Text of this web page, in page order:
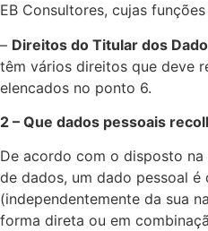
EB Consultores, cujas
– Direitos do Titular dos
têm vários direitos que deve
elencados no ponto 6.
2 – Que dados pessoais
De acordo com o disposto
de dados, um dado pessoal
(independentemente da sua
forma direta ou em